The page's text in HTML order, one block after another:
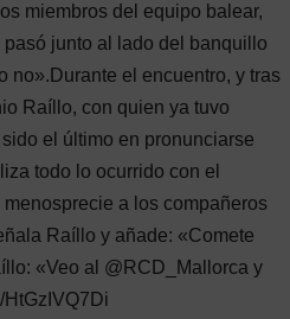
miembros del equipo balear,
junto al lado del banquillo
no».Durante el encuentro, y tras
Raíllo, con quien ya tuvo
el último en pronunciarse
todo lo ocurrido con el
a los compañeros
Raíllo y añade: «Comete
«Veo al @RCD_Mallorca y
HtGzIVQ7Di